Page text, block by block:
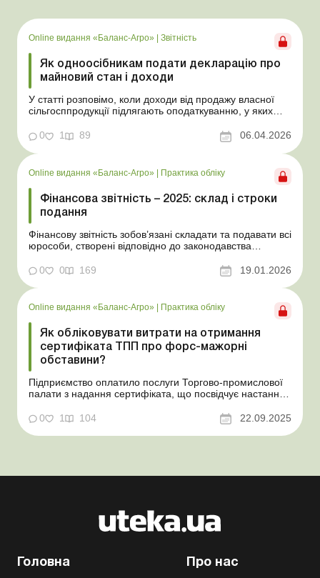
Online видання «Баланс-Агро» Звітність
Як одноосібникам подати декларацію про
майновий стан і доходи
У статті розповімо, коли доходи від продажу власної
сільгосппродукції підлягають оподаткуванню, у яких
як визначити й задекларувати оподатковуваний дохід.
Баланс-Агро № 14 від 7 квітня 2026 року На практиці
фізособи, які самостійно обробляют...
0 1 89 06.04.2026
Online видання «Баланс-Агро» | Практика обліку
Фінансова звітність – 2025: склад і строки
подання
Фінансову звітність зобов’язані складати та подавати всі
юрособи, створені відповідно до законодавства
створених згідно із законодавством іноземної держави.
У статті розповімо, у які строки та за якими формами
потрібно подавати фінзвітність, у...
0 0 169 19.01.2026
Online видання «Баланс-Агро» | Практика обліку
Як обліковувати витрати на отримання
сертифіката ТПП про форс-мажорні
обставини?
Підприємство оплатило послуги Торгово-промислової
палати з надання сертифіката, що посвідчує настання
бухгалтерський рахунок віднести суму такої оплати?
Баланс-Агро № 38 від 23 вересня 2025 року Практична
ситуація Підприємство оплатило послуги Тор...
0 1 104 22.09.2025
Головна Про нас